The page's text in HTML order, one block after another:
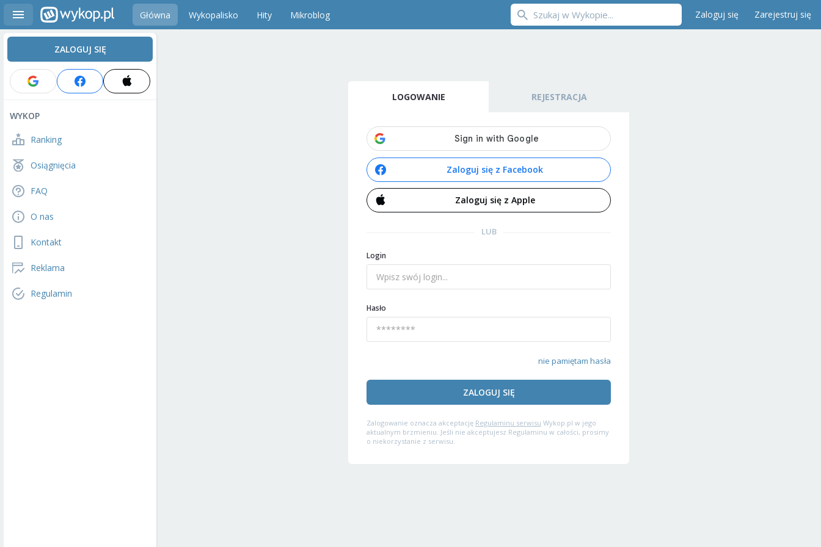
Główna Wykopalisko Hity Mikroblog Zaloguj się Zarejestruj się
ZALOGUJ SIĘ
WYKOP
Ranking
Osiągnięcia
FAQ
O nas
Kontakt
Reklama
Regulamin
LOGOWANIE REJESTRACJA
Zaloguj się z Facebook
Zaloguj się z Apple
LUB
Login
Hasło
nie pamiętam hasła
ZALOGUJ SIĘ
Zalogowanie oznacza akceptację Regulaminu serwisu Wykop.pl w jego
aktualnym brzmieniu. Jeśli nie akceptujesz Regulaminu w całości, prosimy
o niekorzystanie z serwisu.